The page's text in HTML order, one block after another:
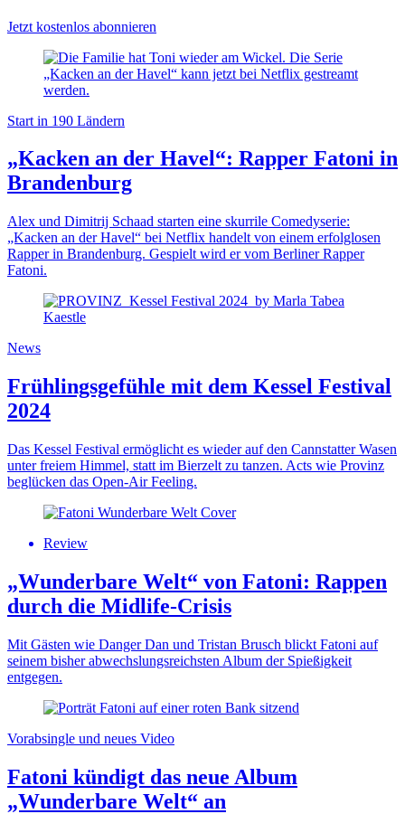
Jetzt kostenlos abonnieren
Start in 190 Ländern
„Kacken an der Havel“: Rapper Fatoni in
Brandenburg
Alex und Dimitrij Schaad starten eine skurrile Comedyserie:
„Kacken an der Havel“ bei Netflix handelt von einem erfolglosen
Rapper in Brandenburg. Gespielt wird er vom Berliner Rapper
Fatoni.
News
Frühlingsgefühle mit dem Kessel Festival
2024
Das Kessel Festival ermöglicht es wieder auf den Cannstatter Wasen
unter freiem Himmel, statt im Bierzelt zu tanzen. Acts wie Provinz
beglücken das Open-Air Feeling.
Review
„Wunderbare Welt“ von Fatoni: Rappen
durch die Midlife-Crisis
Mit Gästen wie Danger Dan und Tristan Brusch blickt Fatoni auf
seinem bisher abwechslungsreichsten Album der Spießigkeit
entgegen.
Vorabsingle und neues Video
Fatoni kündigt das neue Album
„Wunderbare Welt“ an